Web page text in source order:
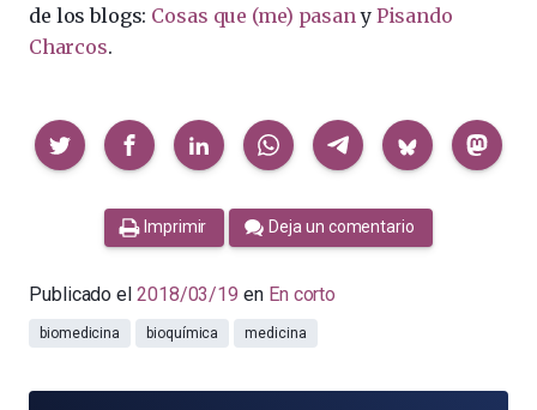
de los blogs: Cosas que (me) pasany Pisando
Charcos.
Compartir
Imprimir Deja un comentario
Publicado el 2018/03/19 en En corto
biomedicina bioquímica medicina